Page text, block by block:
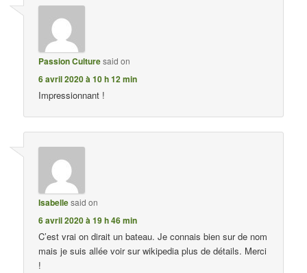
Passion Culturesaid on
6 avril 2020 à 10 h 12 min
Impressionnant !
Isabellesaid on
6 avril 2020 à 19 h 46 min
C’est vrai on dirait un bateau. Je connais bien sur de nom
mais je suis allée voir sur wikipedia plus de détails. Merci
!